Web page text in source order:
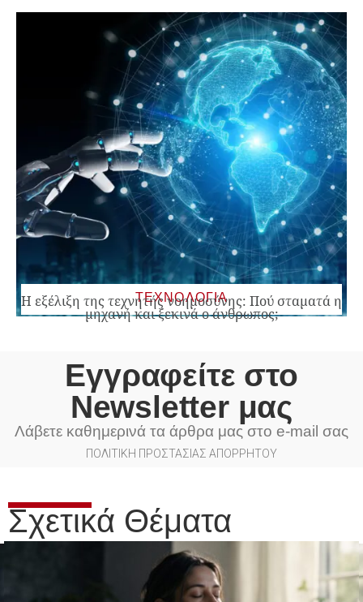
ΤΕΧΝΟΛΟΓΙΑ
Η εξέλιξη της τεχνητής νοημοσύνης: Πού σταματά η
μηχανή και ξεκινά ο άνθρωπος;
Εγγραφείτε στο
Newsletter μας
Λάβετε καθημερινά τα άρθρα μας στο e-mail σας
ΠΟΛΙΤΙΚΗ ΠΡΟΣΤΑΣΙΑΣ ΑΠΟΡΡΗΤΟΥ
Σχετικά Θέματα